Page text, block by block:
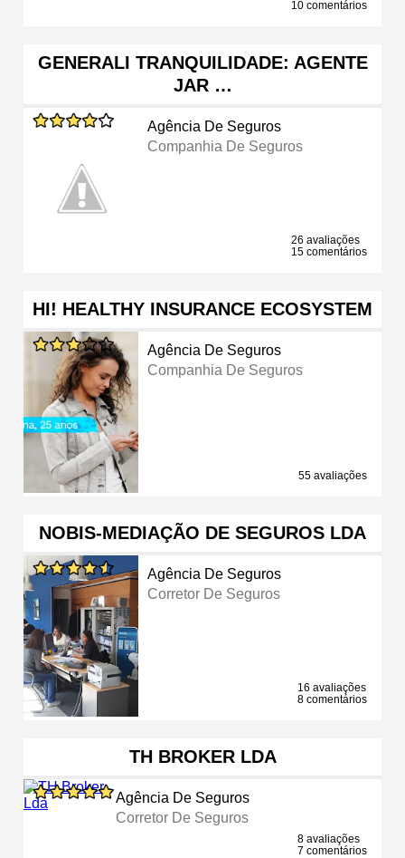
10 comentários
GENERALI TRANQUILIDADE: AGENTE
JAR …
Agência De Seguros
Companhia De Seguros
26 avaliações
15 comentários
HI! HEALTHY INSURANCE ECOSYSTEM
Agência De Seguros
Companhia De Seguros
55 avaliações
NOBIS-MEDIAÇÃO DE SEGUROS LDA
Agência De Seguros
Corretor De Seguros
16 avaliações
8 comentários
TH BROKER LDA
Agência De Seguros
Corretor De Seguros
8 avaliações
7 comentários